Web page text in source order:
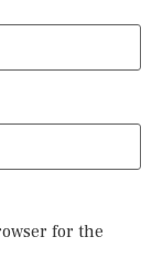
for the